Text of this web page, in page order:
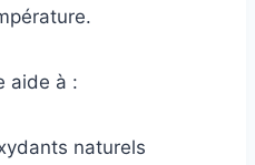
aide à :
naturels